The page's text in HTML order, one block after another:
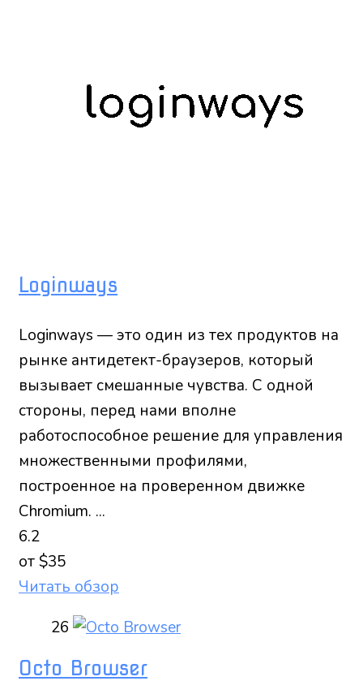
Loginways
Loginways — это один из тех продуктов на
рынке антидетект-браузеров, который
вызывает смешанные чувства. С одной
стороны, перед нами вполне
работоспособное решение для управления
множественными профилями,
построенное на проверенном движке
Chromium. ...
6.2
от $35
Читать обзор
26
Octo Browser